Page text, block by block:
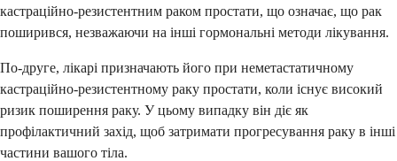
кастраційно-резистентним раком простати, що означає, що рак
поширився, незважаючи на інші гормональні методи лікування.
По-друге, лікарі призначають його при неметастатичному
кастраційно-резистентному раку простати, коли існує високий
ризик поширення раку. У цьому випадку він діє як
профілактичний захід, щоб затримати прогресування раку в інші
частини вашого тіла.